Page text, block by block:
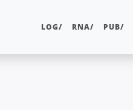
LOG/ RNA/ PUB/